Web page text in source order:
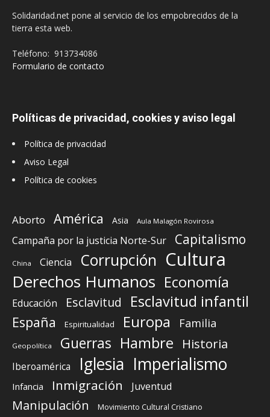
Solidaridad.net pone al servicio de los empobrecidos de la
tierra esta web.
Teléfono: 913734086
Formulario de contacto
Políticas de privacidad, cookies y aviso legal
Política de privacidad
Aviso Legal
Política de cookies
Aborto América Asia Aula Malagón Rovirosa
Campaña por la justicia Norte-Sur Capitalismo
China Ciencia Corrupción Cultura
Derechos Humanos Economía
Educación Esclavitud Esclavitud infantil
España Espiritualidad Europa Familia
Geopolítica Guerras Hambre Historia
Iberoamérica Iglesia Imperialismo
Infancia Inmigración Juventud
Manipulación Movimiento Cultural Cristiano